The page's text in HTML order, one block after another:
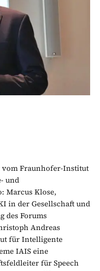
vom Fraunhofer-Institut
und
Marcus Klose,
in der Gesellschaft und
des Forums
Andreas
für Intelligente
IAIS eine
für Speech